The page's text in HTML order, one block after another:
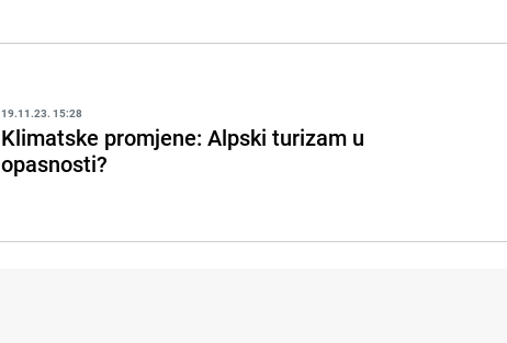
19.11.23. 15:28
Klimatske promjene: Alpski turizam u
opasnosti?